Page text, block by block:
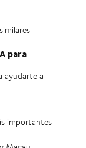
para
ayudarte a
importantes